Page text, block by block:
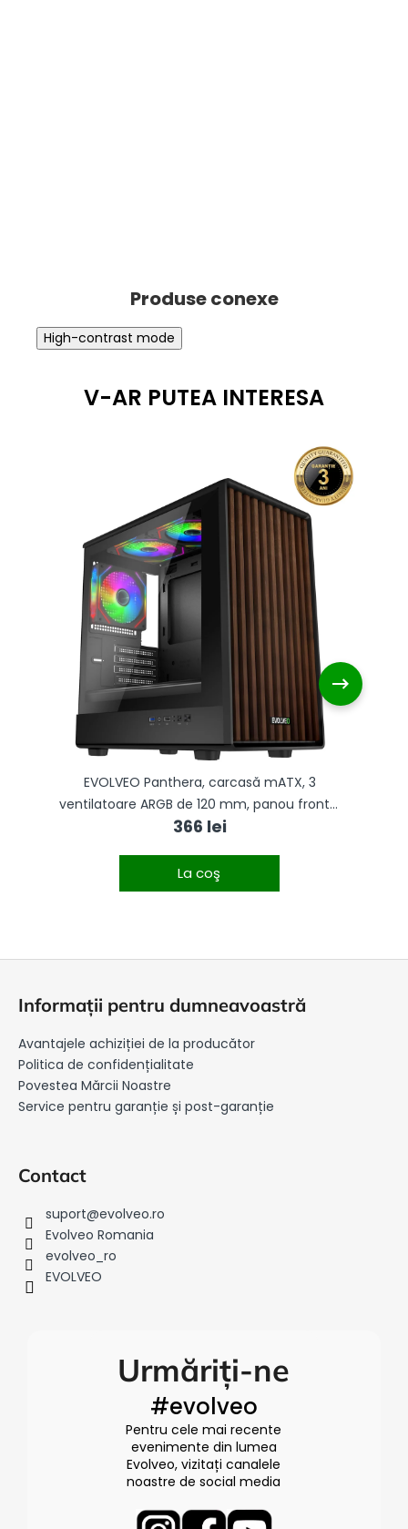
High-contrast mode
EVOLVEO Panthera, carcasă mATX, 3
ventilatoare ARGB de 120 mm, panou frontal
din lemn + panou lateral din sticlă
366 lei
La coş
Informații pentru dumneavoastră
Avantajele achiziției de la producător
Politica de confidențialitate
Povestea Mărcii Noastre
Service pentru garanție și post-garanție
Contact
suport@evolveo.ro
Evolveo Romania
evolveo_ro
EVOLVEO
Urmăriți-ne
#evolveo
Pentru cele mai recente
evenimente din lumea
Evolveo, vizitați canalele
noastre de social media